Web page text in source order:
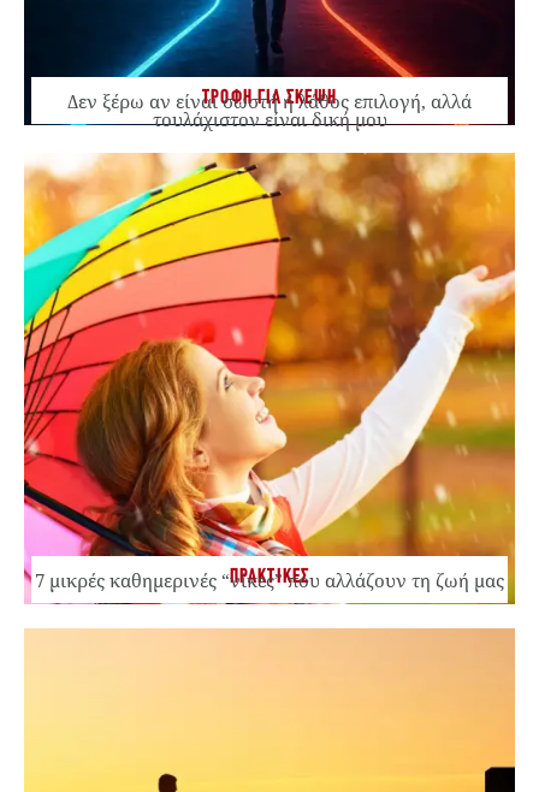
ΤΡΟΦΗ ΓΙΑ ΣΚΕΨΗ
Δεν ξέρω αν είναι σωστή ή λάθος επιλογή, αλλά
τουλάχιστον είναι δική μου
ΠΡΑΚΤΙΚΕΣ
7 μικρές καθημερινές “νίκες” που αλλάζουν τη ζωή μας